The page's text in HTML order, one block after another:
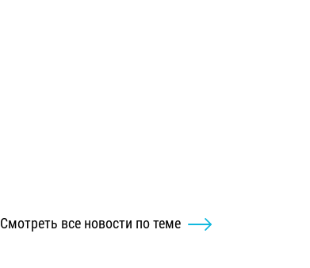
Смотреть все новости по теме